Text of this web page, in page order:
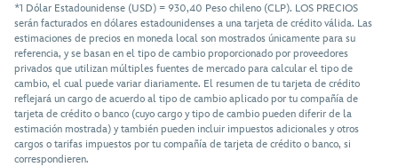
*1 Dólar Estadounidense (USD) = 930,40 Peso chileno (CLP). LOS PRECIOS
serán facturados en dólares estadounidenses a una tarjeta de crédito válida. Las
estimaciones de precios en moneda local son mostrados únicamente para su
referencia, y se basan en el tipo de cambio proporcionado por proveedores
privados que utilizan múltiples fuentes de mercado para calcular el tipo de
cambio, el cual puede variar diariamente. El resumen de tu tarjeta de crédito
reflejará un cargo de acuerdo al tipo de cambio aplicado por tu compañía de
tarjeta de crédito o banco (cuyo cargo y tipo de cambio pueden diferir de la
estimación mostrada) y también pueden incluir impuestos adicionales y otros
cargos o tarifas impuestos por tu compañía de tarjeta de crédito o banco, si
correspondieren.